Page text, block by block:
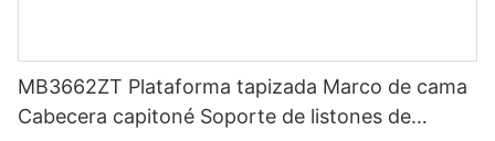
MB3662ZT Plataforma tapizada Marco de cama
Cabecera capitoné Soporte de listones de